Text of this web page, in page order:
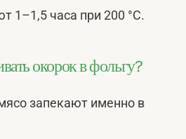
1–1,5 часа при 200 °С.
окорок в фольгу?
запекают именно в